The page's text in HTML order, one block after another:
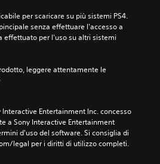
per scaricare su più sistemi PS4.
senza effettuare l'accesso a
effettuato per l'uso su altri sistemi
leggere attentamente le
Entertainment Inc. concesso
a Sony Interactive Entertainment
d'uso del software. Si consiglia di
legal per i diritti di utilizzo completi.